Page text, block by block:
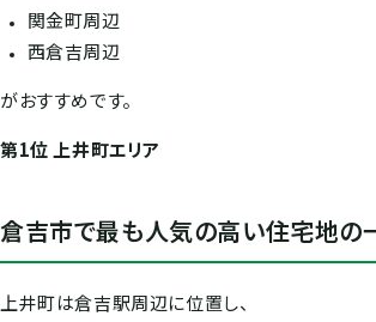
関金町周辺
西倉吉周辺
がおすすめです。
第1位 上井町エリア
倉吉市で最も人気の高い住宅地の
上井町は倉吉駅周辺に位置し、